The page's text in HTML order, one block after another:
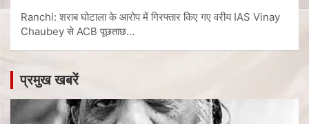
Ranchi: शराब घोटाला के आरोप में गिरफ्तार किए गए वरीय IAS Vinay
Chaubey से ACB पूछताछ…
प्रमुख खबरें